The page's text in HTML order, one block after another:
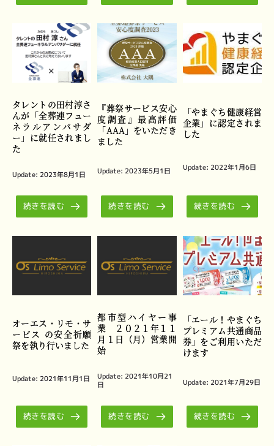
タレントの田村淳さ
んが「全葬連フュー
ネラルアンバサダ
ー」に就任されまし
た
Update: 2023年8月1日
続きを読む
『葬祭サービス安心
度調査』最高評価
「AAA」をいただき
ました
Update: 2023年5月1日
続きを読む
「やまぐち健康経営
企業」に認定されま
した
Update: 2022年1月6日
続きを読む
オーエス・リモ・サ
ービス の安全祈願
祭を執り行いました
Update: 2021年11月1日
続きを読む
都市型ハイヤー事
業 ２０２１年１１
月１日（月）営業開
始
Update: 2021年10月21
日
続きを読む
「エール！やまぐち
プレミアム共通商品
券」をご利用いただ
けます
Update: 2021年7月29日
続きを読む